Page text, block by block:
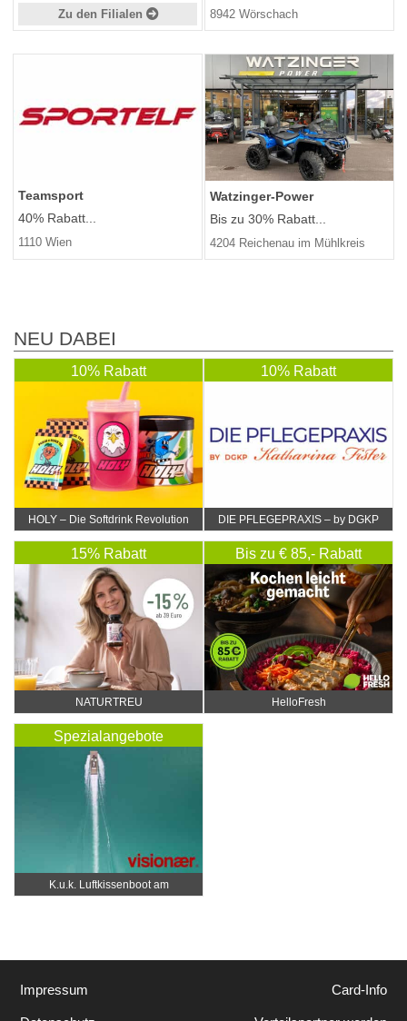
Zu den Filialen 8942 Wörschach
Teamsport
40% Rabatt...
1110 Wien
Watzinger-Power
Bis zu 30% Rabatt...
4204 Reichenau im Mühlkreis
NEU DABEI
10% Rabatt
HOLY – Die Softdrink Revolution
10% Rabatt
DIE PFLEGEPRAXIS – by DGKP
Katharina Fister
15% Rabatt
NATURTREU
Bis zu € 85,- Rabatt
HelloFresh
Spezialangebote
K.u.k. Luftkissenboot am
Wörthersee
Impressum Card-Info